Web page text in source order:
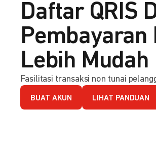
Daftar QRIS
Pembayaran
Lebih Mudah
Fasilitasi transaksi non tunai
BUAT AKUN LIHAT PANDUAN